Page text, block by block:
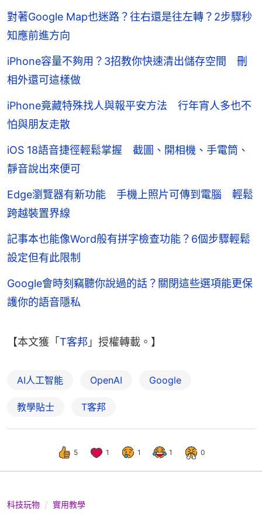
對著Google Map也迷路？往右還是往左轉？2步驟秒
知應前進方向
iPhone容量不夠用？3招教你快速清出儲存空間 刪
相外還可這樣做
iPhone竟藏特殊找人與報平安方法 行年宵人多也不
怕與朋友走散
iOS 18語音捷徑輕鬆掌握 截圖、開相機、手電筒、
靜音說出來便可
Edge瀏覽器有新功能 手機上照片可傳到電腦 輕鬆
跨越裝置界線
記事本也能像Word般有拼字檢查功能？6個步驟輕鬆
設定但有此限制
Google會時刻竊聽你說過的話？關閉這些選項能更保
護你的語音隱私
【本文獲「 T客邦 」授權轉載。】
AI人工智能 OpenAI Google
教學貼士 T客邦
5 1 1 1 0
科技玩物 實用教學